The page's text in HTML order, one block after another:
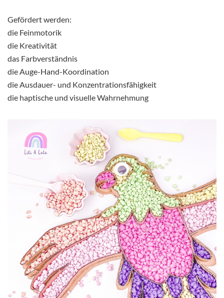
Gefördert werden:
die Feinmotorik
die Kreativität
das Farbverständnis
die Auge-Hand-Koordination
die Ausdauer- und Konzentrationsfähigkeit
die haptische und visuelle Wahrnehmung